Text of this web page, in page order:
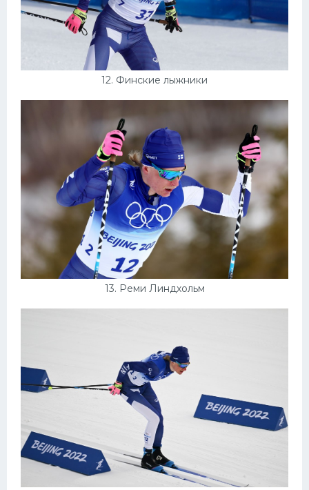
12. Финские лыжники
13. Реми Линдхольм